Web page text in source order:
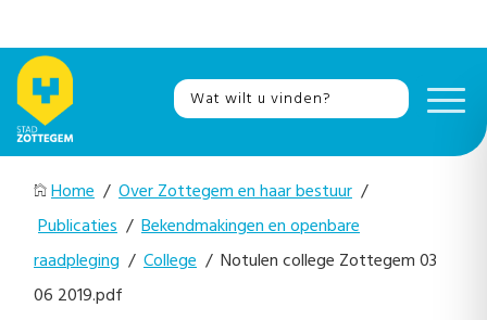
Home / Over Zottegem en haar bestuur /
Publicaties / Bekendmakingen en openbare
raadpleging / College / Notulen college Zottegem 03
06 2019.pdf